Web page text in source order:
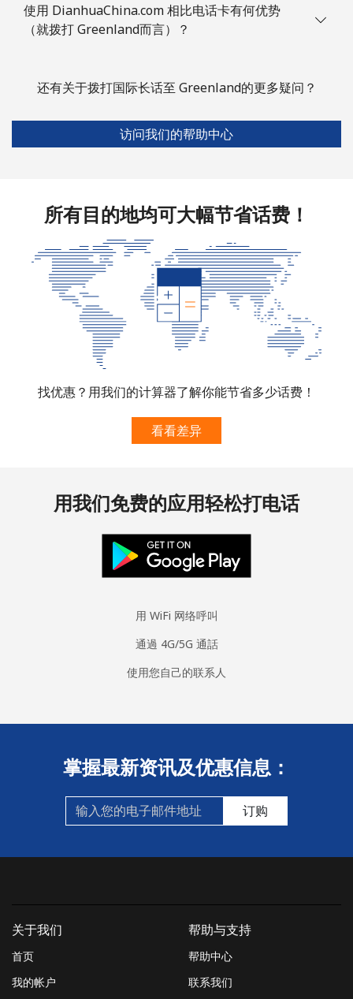
手机 ⁦80.9¢⁩ 6 分钟最少 ⁦$5⁩
座机 ⁦29.5¢⁩ 16 分钟最少 ⁦$5⁩
⁦35.9¢⁩ 13 分钟最少 ⁦$5⁩
使用 DianhuaChina.com 相比电话卡有何优势
（就拨打 Greenland而言）？
还有关于拨打国际长话至 Greenland的更多疑问？
访问我们的帮助中心
所有目的地均可大幅节省话费！
找优惠？用我们的计算器了解你能节省多少话费！
看看差异
用我们免费的应用轻松打电话
用 WiFi 网络呼叫
通過 4G/5G 通話
使用您自己的联系人
掌握最新资讯及优惠信息：
订购
关于我们
首页
我的帐户
帮助与支持
帮助中心
联系我们